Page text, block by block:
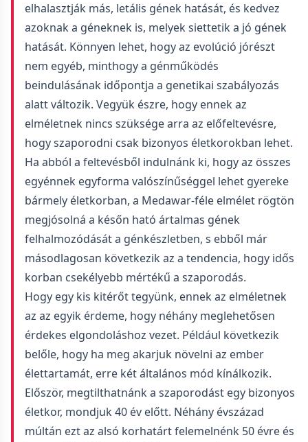
elhalasztják más, letális gének hatását, és kedvez
azoknak a géneknek is, melyek siettetik a jó gének
hatását. Könnyen lehet, hogy az evolúció jórészt
nem egyéb, minthogy a génműködés
beindulásának időpontja a genetikai szabályozás
alatt változik. Vegyük észre, hogy ennek az
elméletnek nincs szüksége arra az előfeltevésre,
hogy szaporodni csak bizonyos életkorokban lehet.
Ha abból a feltevésből indulnánk ki, hogy az összes
egyénnek egyforma valószínűséggel lehet gyereke
bármely életkorban, a Medawar-féle elmélet rögtön
megjósolná a későn ható ártalmas gének
felhalmozódását a génkészletben, s ebből már
másodlagosan következik az a tendencia, hogy idős
korban csekélyebb mértékű a szaporodás.
Hogy egy kis kitérőt tegyünk, ennek az elméletnek
az az egyik érdeme, hogy néhány meglehetősen
érdekes elgondoláshoz vezet. Például következik
belőle, hogy ha meg akarjuk növelni az ember
élettartamát, erre két általános mód kínálkozik.
Először, megtilthatnánk a szaporodást egy bizonyos
életkor, mondjuk 40 év előtt. Néhány évszázad
múltán ezt az alsó korhatárt felemelnénk 50 évre és